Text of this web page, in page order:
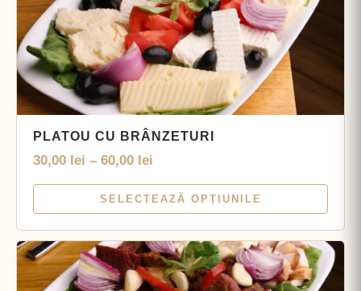
PLATOU CU BRÂNZETURI
30,00 lei – 60,00 lei
SELECTEAZĂ OPȚIUNILE